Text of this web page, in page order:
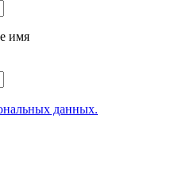
имя
данных.